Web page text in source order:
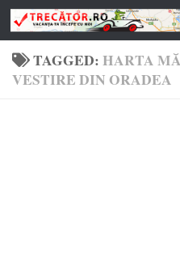
Skip to content
TAGGED:HARTA
VESTIRE DIN ORADEA